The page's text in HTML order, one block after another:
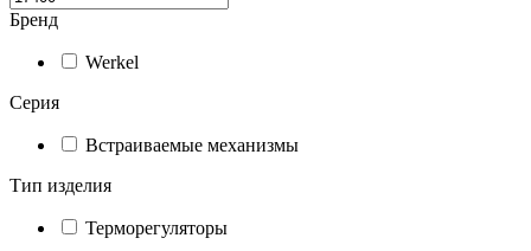
Бренд
Werkel
Серия
Встраиваемые механизмы
Тип изделия
Терморегуляторы